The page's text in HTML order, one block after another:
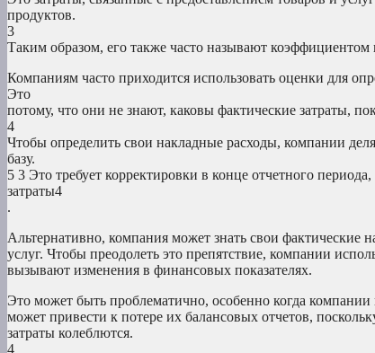
продуктов.
3
Таким образом, его также часто называют
Компаниям часто приходится использовать оценки для
Это
потому, что они не знают, каковы фактические затраты,
4
Чтобы определить свои накладные расходы, компании
базу.
5 3 Это требует корректировки в конце отчетного
затраты4
.
Альтернативно, компания может знать свои фактические
услуг. Чтобы преодолеть это препятствие, компании
вызывают изменения в финансовых показателях.
Это может быть проблематично, особенно когда
может привести к потере их балансовых отчетов,
затраты колеблются.
4